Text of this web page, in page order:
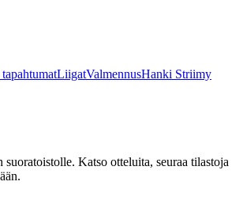
LiigatValmennusHanki Striimy
suoratoistolle. Katso otteluita, seuraa tilastoja